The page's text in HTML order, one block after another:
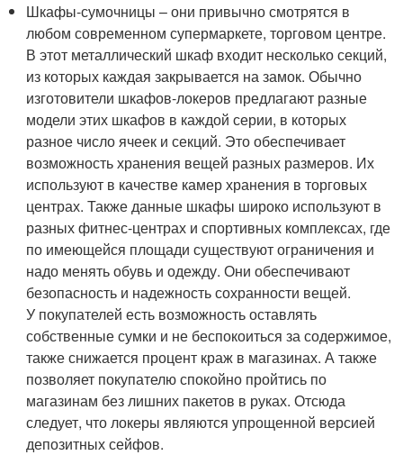
Шкафы-сумочницы – они привычно смотрятся в
любом современном супермаркете, торговом центре.
В этот металлический шкаф входит несколько секций,
из которых каждая закрывается на замок. Обычно
изготовители шкафов-локеров предлагают разные
модели этих шкафов в каждой серии, в которых
разное число ячеек и секций. Это обеспечивает
возможность хранения вещей разных размеров. Их
используют в качестве камер хранения в торговых
центрах. Также данные шкафы широко используют в
разных фитнес-центрах и спортивных комплексах, где
по имеющейся площади существуют ограничения и
надо менять обувь и одежду. Они обеспечивают
безопасность и надежность сохранности вещей.
У покупателей есть возможность оставлять
собственные сумки и не беспокоиться за содержимое,
также снижается процент краж в магазинах. А также
позволяет покупателю спокойно пройтись по
магазинам без лишних пакетов в руках. Отсюда
следует, что локеры являются упрощенной версией
депозитных сейфов.